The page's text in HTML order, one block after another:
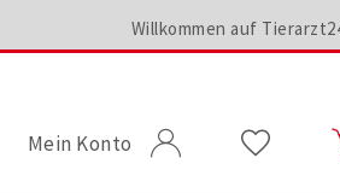
Willkommen auf
Mein Konto